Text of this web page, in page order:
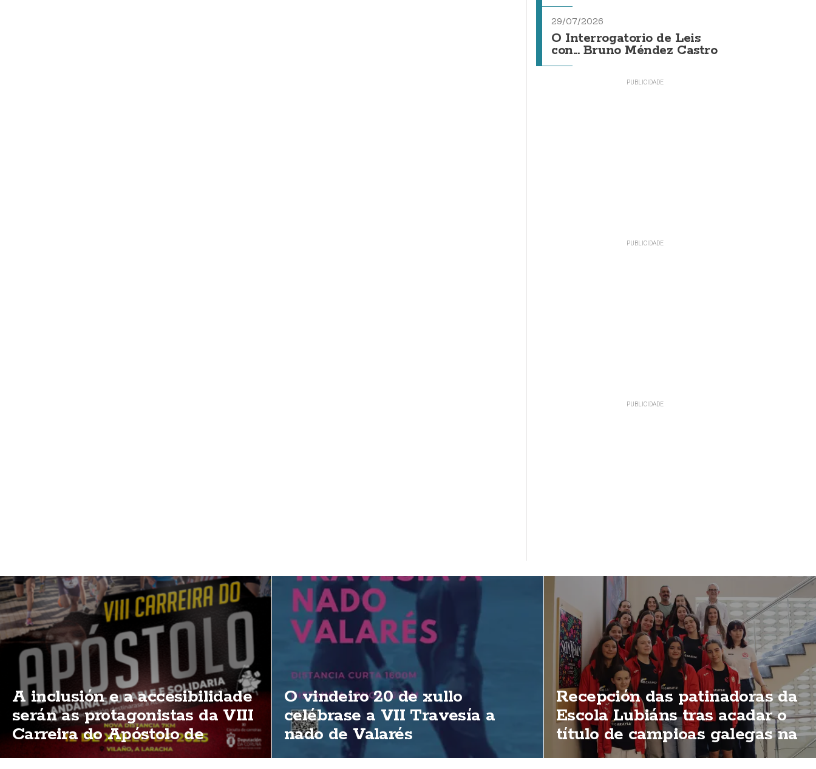
29/07/2026
O Interrogatorio de Leis
con... Bruno Méndez Castro
A inclusión e a accesibilidade
serán as protagonistas da VIII
Carreira do Apóstolo de
Vilaño
O vindeiro 20 de xullo
celébrase a VII Travesía a
nado de Valarés
Recepción das patinadoras da
Escola Lubiáns tras acadar o
título de campioas galegas na
modalidas "ShoW"